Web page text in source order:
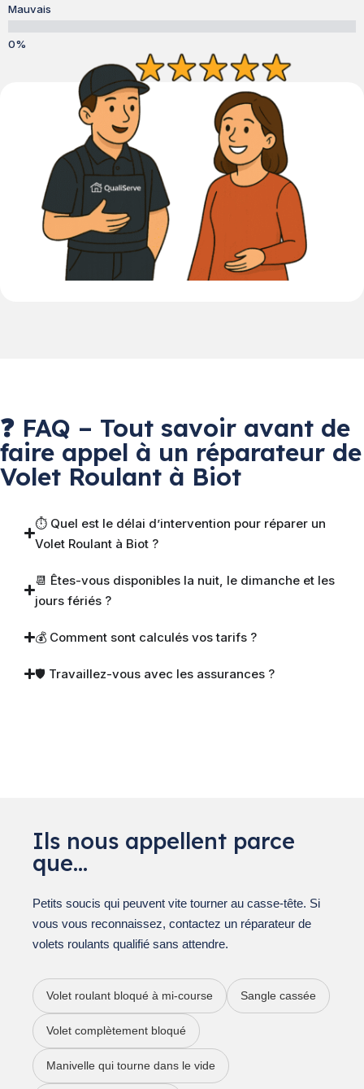
Mauvais
❓ FAQ – Tout savoir avant de
faire appel à un réparateur de
Volet Roulant à Biot
⏱ Quel est le délai d’intervention pour réparer un
Volet Roulant à Biot ?
📆 Êtes-vous disponibles la nuit, le dimanche et les
jours fériés ?
💰 Comment sont calculés vos tarifs ?
🛡 Travaillez-vous avec les assurances ?
Ils nous appellent parce
que…
Petits soucis qui peuvent vite tourner au casse-tête. Si
vous vous reconnaissez, contactez un réparateur de
volets roulants qualifié sans attendre.
Volet roulant bloqué à mi-course Sangle cassée
Volet complètement bloqué
Manivelle qui tourne dans le vide